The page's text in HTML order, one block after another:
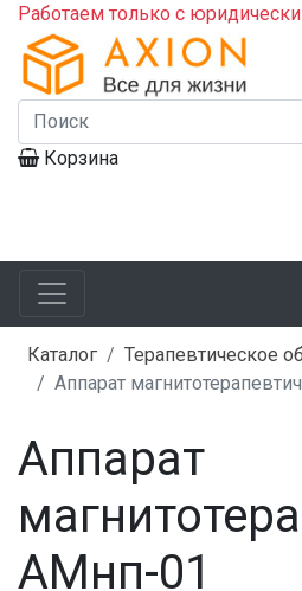
Работаем только с
Корзина
Каталог
Терапевтическое
Аппарат
Аппарат
АМнп-01